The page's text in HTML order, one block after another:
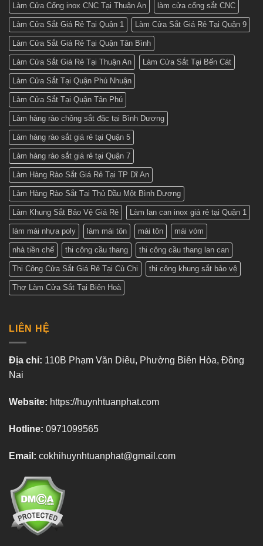
Làm Cửa Cổng inox CNC Tại Thuận An làm cửa cổng sắt CNC
Làm Cửa Sắt Giá Rẻ Tại Quận 1 Làm Cửa Sắt Giá Rẻ Tại Quận 9
Làm Cửa Sắt Giá Rẻ Tại Quận Tân Bình
Làm Cửa Sắt Giá Rẻ Tại Thuận An Làm Cửa Sắt Tại Bến Cát
Làm Cửa Sắt Tại Quận Phú Nhuận
Làm Cửa Sắt Tại Quận Tân Phú
Làm hàng rào chông sắt đặc tại Bình Dương
Làm hàng rào sắt giá rẻ tại Quận 5
Làm hàng rào sắt giá rẻ tại Quận 7
Làm Hàng Rào Sắt Giá Rẻ Tại TP Dĩ An
Làm Hàng Rào Sắt Tại Thủ Dầu Một Bình Dương
Làm Khung Sắt Bảo Vệ Giá Rẻ Làm lan can inox giá rẻ tại Quận 1
làm mái nhựa poly làm mái tôn mái tôn mái vòm
nhà tiền chế thi công cầu thang thi công cầu thang lan can
Thi Công Cửa Sắt Giá Rẻ Tại Củ Chi thi công khung sắt bảo vệ
Thợ Làm Cửa Sắt Tại Biên Hoà
LIÊN HỆ
Địa chỉ: 110B Phạm Văn Diêu, Phường Biên Hòa, Đồng
Nai
Website: https://huynhtuanphat.com
Hotline: 0971099565
Email: cokhihuynhtuanphat@gmail.com